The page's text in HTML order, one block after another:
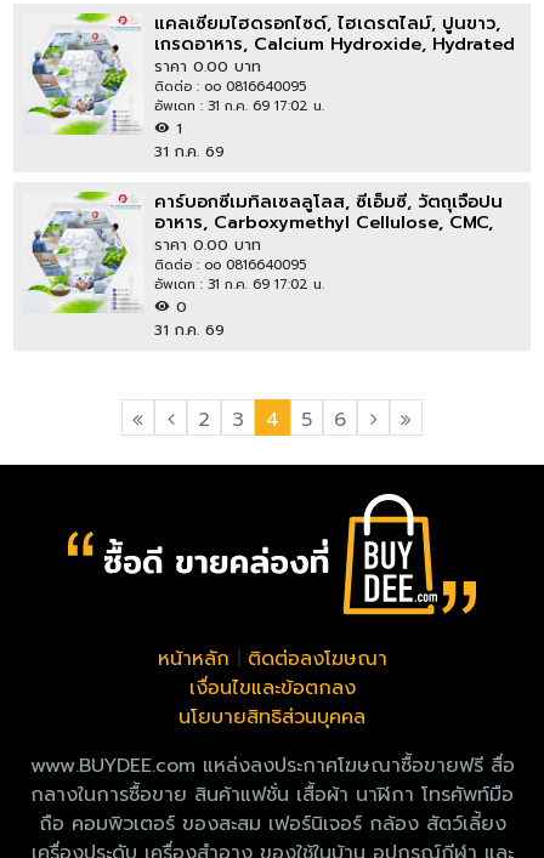
แคลเซียมไฮดรอกไซด์, ไฮเดรตไลม์, ปูนขาว,
เกรดอาหาร, Calcium Hydroxide, Hydrated
Lime, Food Grade
ราคา 0.00 บาท
ติดต่อ : oo 0816640095
อัพเดท : 31 ก.ค. 69 17:02 น.
1
31 ก.ค. 69
คาร์บอกซีเมทิลเซลลูโลส, ซีเอ็มซี, วัตถุเจือปน
อาหาร, Carboxymethyl Cellulose, CMC,
Food additive E466
ราคา 0.00 บาท
ติดต่อ : oo 0816640095
อัพเดท : 31 ก.ค. 69 17:02 น.
0
31 ก.ค. 69
2 3 4 5 6
หน้าหลัก
ติดต่อลงโฆษณา
เงื่อนไขและข้อตกลง
นโยบายสิทธิส่วนบุคคล
www.BUYDEE.com แหล่งลงประกาศโฆษณาซื้อขายฟรี สื่อ
กลางในการซื้อขาย สินค้าแฟชั่น เสื้อผ้า นาฬิกา โทรศัพท์มือ
ถือ คอมพิวเตอร์ ของสะสม เฟอร์นิเจอร์ กล้อง สัตว์เลี้ยง